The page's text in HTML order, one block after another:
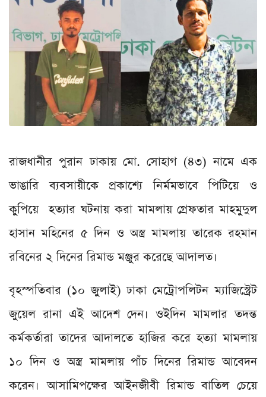
রাজধানীর পুরান ঢাকায় মো. সোহাগ (৪৩) নামে এক
ভাঙারি ব্যবসায়ীকে প্রকাশ্যে নির্মমভাবে পিটিয়ে ও
কুপিয়ে হত্যার ঘটনায় করা মামলায় গ্রেফতার মাহমুদুল
হাসান মহিনের ৫ দিন ও অস্ত্র মামলায় তারেক রহমান
রবিনের ২ দিনের রিমান্ড মঞ্জুর করেছে আদালত।
বৃহস্পতিবার (১০ জুলাই) ঢাকা মেট্রোপলিটন ম্যাজিস্ট্রেট
জুয়েল রানা এই আদেশ দেন। ওইদিন মামলার তদন্ত
কর্মকর্তারা তাদের আদালতে হাজির করে হত্যা মামলায়
১০ দিন ও অস্ত্র মামলায় পাঁচ দিনের রিমান্ড আবেদন
করেন। আসামিপক্ষের আইনজীবী রিমান্ড বাতিল চেয়ে